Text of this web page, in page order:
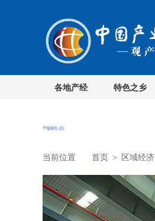
各地产经 特色之乡
当前位置 首页 > 区域经济